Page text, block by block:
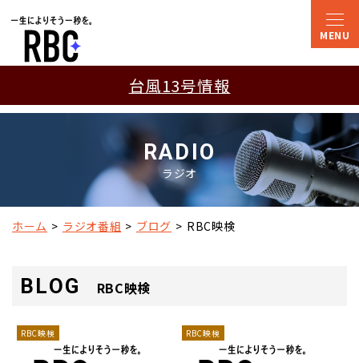
台風13号情報
RADIO
ラジオ
ホーム ラジオ番組 ブログ RBC映検
BLOG RBC映検
RBC映検 RBC映検